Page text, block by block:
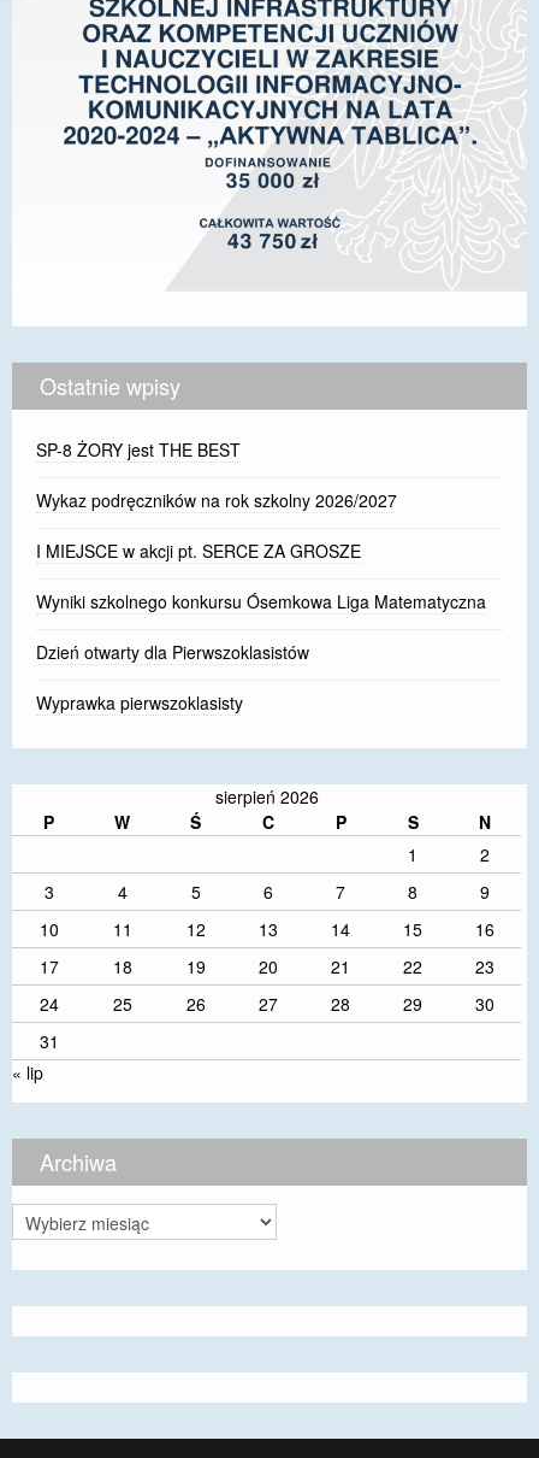
Ostatnie wpisy
SP-8 ŻORY jest THE BEST
Wykaz podręczników na rok szkolny 2026/2027
I MIEJSCE w akcji pt. SERCE ZA GROSZE
Wyniki szkolnego konkursu Ósemkowa Liga Matematyczna
Dzień otwarty dla Pierwszoklasistów
Wyprawka pierwszoklasisty
sierpień 2026
P
W Ś C P S
N
1
2
3
4 5 6 7 8
9
10
11 12 13 14 15
16
17
18 19 20 21 22
23
24
25 26 27 28 29
30
31
« lip
Archiwa
Archiwa